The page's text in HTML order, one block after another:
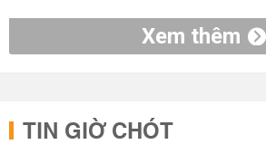
Xem thêm
TIN GIỜ CHÓT